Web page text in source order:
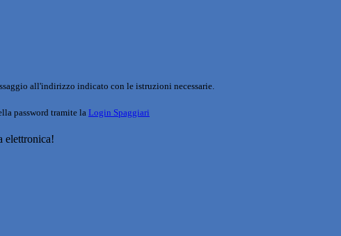
all'indirizzo indicato con le istruzioni necessarie.
password tramite la Login Spaggiari
elettronica!